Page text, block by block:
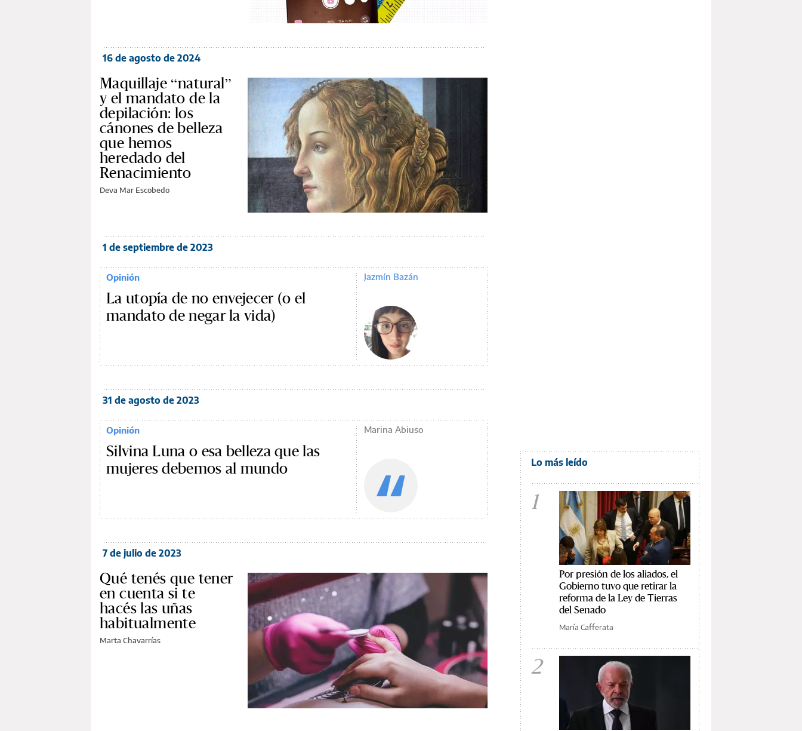
16 de agosto de 2024
Maquillaje “natural”
y el mandato de la
depilación: los
cánones de belleza
que hemos
heredado del
Renacimiento
Deva Mar Escobedo
1 de septiembre de 2023
Opinión
La utopía de no envejecer (o el
mandato de negar la vida)
Jazmín Bazán
31 de agosto de 2023
Opinión
Silvina Luna o esa belleza que las
mujeres debemos al mundo
Marina Abiuso
7 de julio de 2023
Qué tenés que tener
en cuenta si te
hacés las uñas
habitualmente
Marta Chavarrías
Lo más leído
1
Por presión de los aliados, el
Gobierno tuvo que retirar la
reforma de la Ley de Tierras
del Senado
María Cafferata
2